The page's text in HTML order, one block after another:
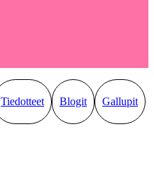
Tiedotteet Blogit Gallupit